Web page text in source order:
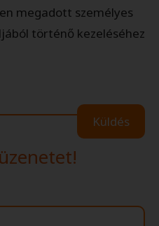
megadott személyes
történő kezeléséhez